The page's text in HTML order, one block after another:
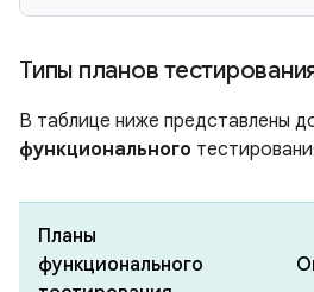
Типы планов
В таблице ниже представлены
функционального
Планы
функционального